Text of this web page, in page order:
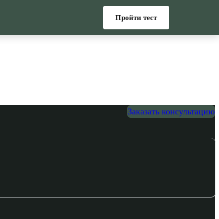
Заказать консультацию
Пройти тест